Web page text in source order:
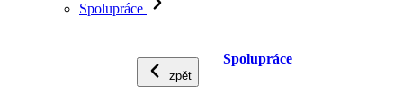
Spolupráce
zpět
Spolupráce